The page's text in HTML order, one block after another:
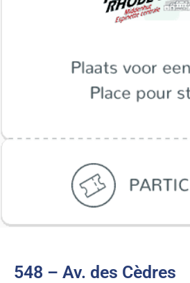
548 – Av. des Cèdres